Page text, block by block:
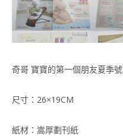
奇哥 寶寶的第一個朋友夏季號
尺寸：26×19CM
紙材：嵩厚劃刊紙